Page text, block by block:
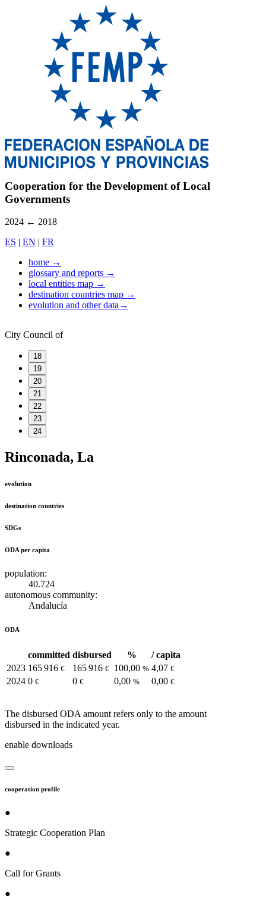
Cooperation for the Development of Local
Governments
2024 ← 2018
ES | EN | FR
home →
glossary and reports →
local entities map →
destination countries map →
evolution and other data→
City Council of
18
19
20
21
22
23
24
Rinconada, La
evolution
destination countries
SDGs
ODA per capita
population:
40.724
autonomous community:
Andalucía
ODA
committed disbursed %
/ capita
2023 165 916 € 165 916 € 100,00 % 4,07 €
2024 0 € 0 € 0,00 % 0,00 €
The disbursed ODA amount refers only to the amount
disbursed in the indicated year.
enable downloads
cooperation profile
●
Strategic Cooperation Plan
●
Call for Grants
●